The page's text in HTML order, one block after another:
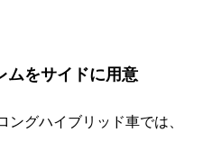
ムをサイドに用意
ングハイブリッド車では、